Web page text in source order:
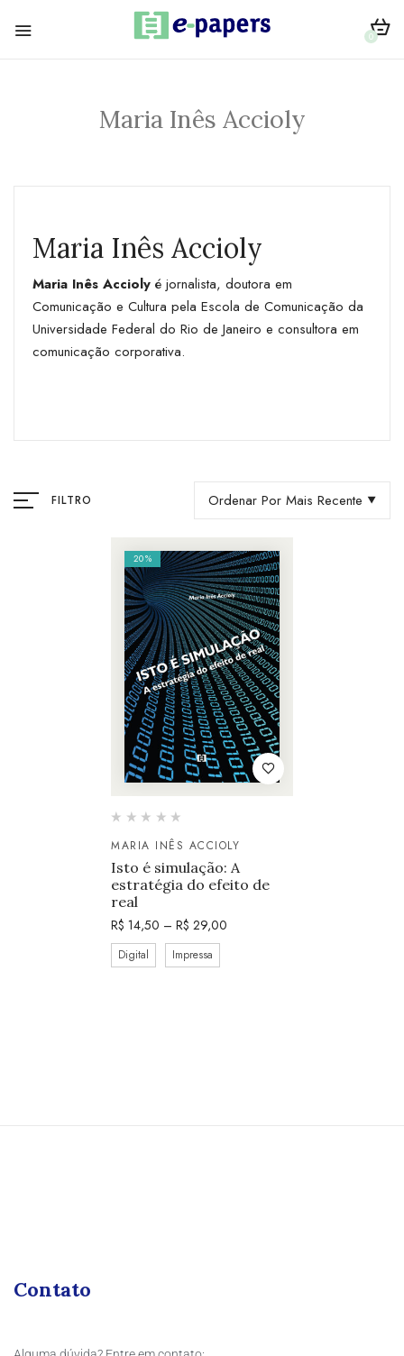
0
Maria Inês Accioly
Maria Inês Accioly
Maria Inês Accioly é jornalista, doutora em
Comunicação e Cultura pela Escola de Comunicação da
Universidade Federal do Rio de Janeiro e consultora em
comunicação corporativa.
FILTRO Ordenar Por Mais Recente
20%
MARIA INÊS ACCIOLY
Isto é simulação: A
estratégia do efeito de
real
R$ 14,50 – R$ 29,00
Digital Impressa
Contato